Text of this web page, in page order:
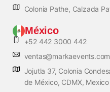
Colonia Pathe, Calzada
México
+52 442 3000 442
ventas@markaevents.com
Jojutla 37, Colonia
de México, CDMX, Mexico